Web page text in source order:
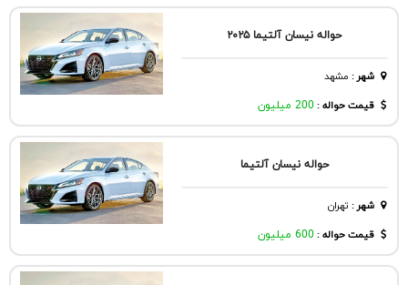
حواله نیسان آلتیما ۲۰۲۵
شهر: مشهد
قیمت حواله : 200 میلیون
حواله نیسان آلتیما
شهر: تهران
قیمت حواله : 600 میلیون